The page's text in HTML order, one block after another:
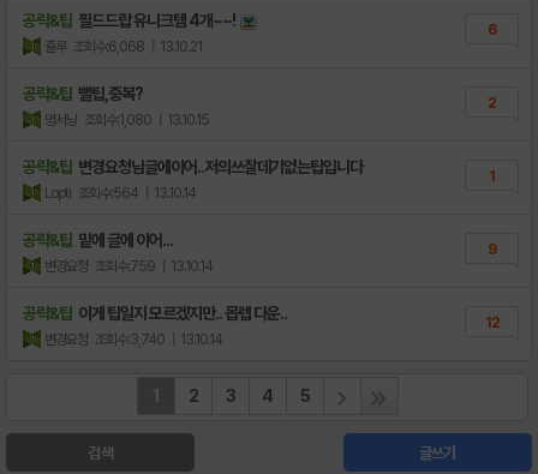
공략&팁 필드드랍 유니크템 4개~~!
쥴루 조회수:6,068 | 13.10.21
6
공략&팁 뻘팁,중복?
명서닝 조회수:1,080 | 13.10.15
2
공략&팁 변경요청님글에이어..저의쓰잘데기없는팁입니다
Lopti 조회수:564 | 13.10.14
1
공략&팁 밑에 글에 이어...
변경요청 조회수:759 | 13.10.14
9
공략&팁 이게 팁일지 모르겠지만.. 몹렙 다운..
변경요청 조회수:3,740 | 13.10.14
12
1 2 3 4 5
검색 글쓰기